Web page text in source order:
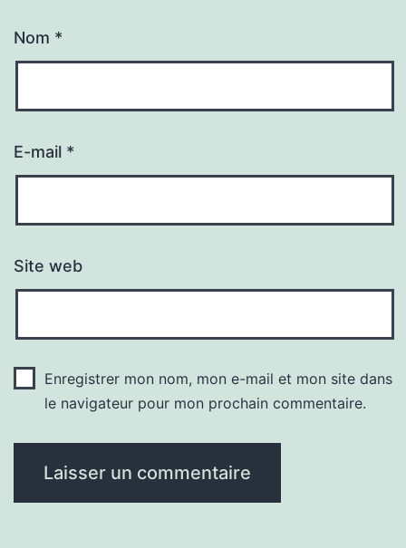
Nom *
E-mail *
Site web
Enregistrer mon nom, mon e-mail et mon site dans
le navigateur pour mon prochain commentaire.